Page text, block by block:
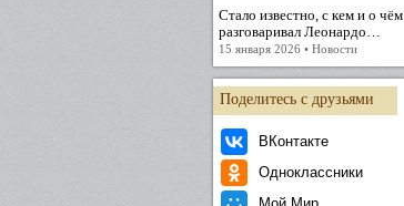
Стало известно, с кем и о чём
разговаривал Леонардо…
15 января 2026 • Новости
Поделитесь с друзьями
ВКонтакте
Одноклассники